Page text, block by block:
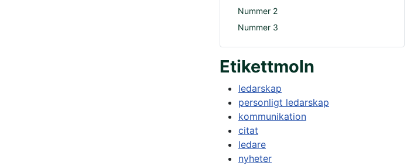
Nummer 2
Nummer 3
Etikettmoln
ledarskap
personligt ledarskap
kommunikation
citat
ledare
nyheter